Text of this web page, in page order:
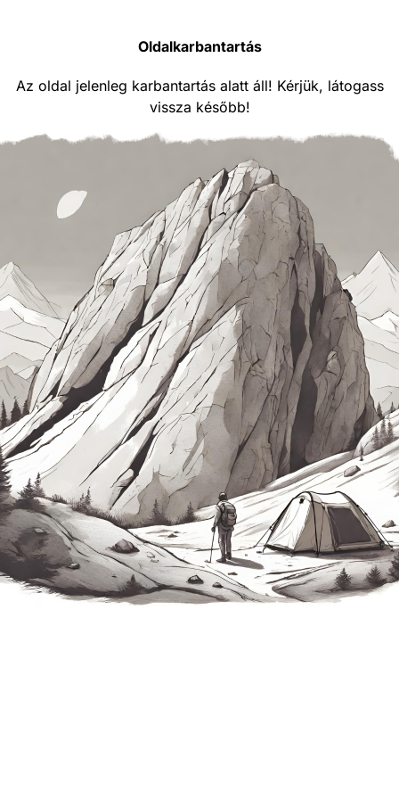
Oldalkarbantartás
Az oldal jelenleg karbantartás alatt áll! Kérjük, látogass
vissza később!